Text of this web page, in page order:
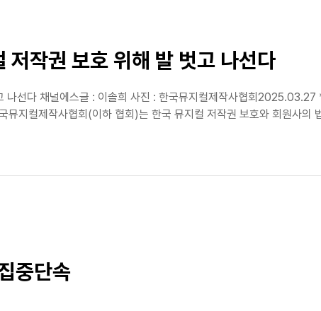
저작권 보호 위해 발 벗고 나선다
나선다 채널에스글 : 이솔희 사진 : 한국뮤지컬제작사협회2025.03.27
제작사협회(이하 협회)는 한국 뮤지컬 저작권 보호와 회원사의
중단속